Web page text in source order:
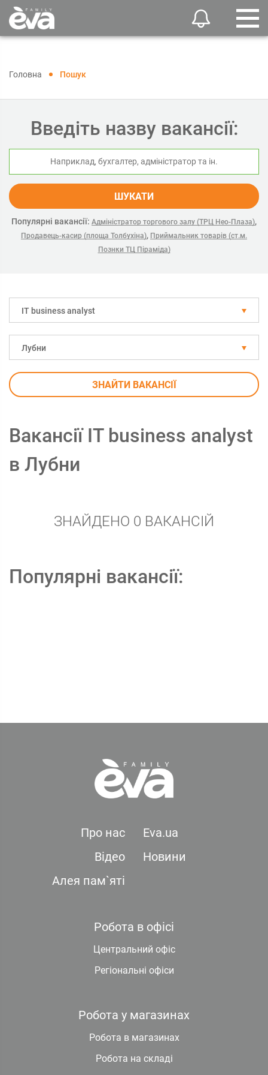
Головна Пошук
Введіть назву вакансії:
ШУКАТИ
Популярні вакансії: Адміністратор торгового залу (ТРЦ Нео-Плаза),
Продавець-касир (площа Толбухіна), Приймальник товарів (ст.м.
Познки ТЦ Піраміда)
IT business analyst
Лубни
ЗНАЙТИ ВАКАНСІЇ
Вакансії IT business analyst
в Лубни
ЗНАЙДЕНО 0 ВАКАНСІЙ
Популярні вакансії:
Про нас
Eva.ua
Відео
Новини
Алея пам`яті
Робота в офісі
Центральний офіс
Регіональні офіси
Робота у магазинах
Робота в магазинах
Робота на складі